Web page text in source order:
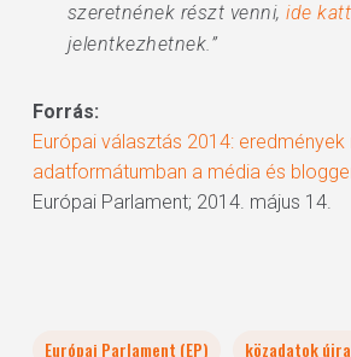
szeretnének részt venni,ide
jelentkezhetnek.”
Forrás:
Európai választás 2014: eredmények
adatformátumban a média és
Európai Parlament; 2014. május 14.
Európai Parlament (EP)
közadatok